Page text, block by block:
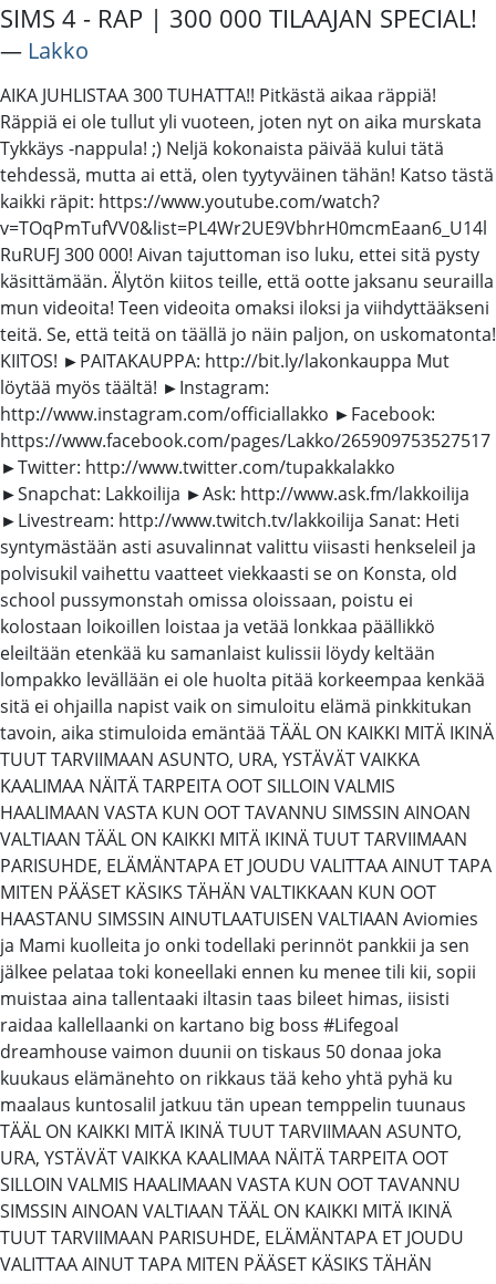
SIMS 4 - RAP | 300 000 TILAAJAN SPECIAL!
― Lakko
AIKA JUHLISTAA 300 TUHATTA!! Pitkästä aikaa räppiä!
Räppiä ei ole tullut yli vuoteen, joten nyt on aika murskata
Tykkäys -nappula! ;) Neljä kokonaista päivää kului tätä
tehdessä, mutta ai että, olen tyytyväinen tähän! Katso tästä
kaikki räpit: https://www.youtube.com/watch?
v=TOqPmTufVV0&list=PL4Wr2UE9VbhrH0mcmEaan6_U14l
RuRUFJ 300 000! Aivan tajuttoman iso luku, ettei sitä pysty
käsittämään. Älytön kiitos teille, että ootte jaksanu seurailla
mun videoita! Teen videoita omaksi iloksi ja viihdyttääkseni
teitä. Se, että teitä on täällä jo näin paljon, on uskomatonta!
KIITOS! ►PAITAKAUPPA: http://bit.ly/lakonkauppa Mut
löytää myös täältä! ►Instagram:
http://www.instagram.com/officiallakko ►Facebook:
https://www.facebook.com/pages/Lakko/265909753527517
►Twitter: http://www.twitter.com/tupakkalakko
►Snapchat: Lakkoilija ►Ask: http://www.ask.fm/lakkoilija
►Livestream: http://www.twitch.tv/lakkoilija Sanat: Heti
syntymästään asti asuvalinnat valittu viisasti henkseleil ja
polvisukil vaihettu vaatteet viekkaasti se on Konsta, old
school pussymonstah omissa oloissaan, poistu ei
kolostaan loikoillen loistaa ja vetää lonkkaa päällikkö
eleiltään etenkää ku samanlaist kulissii löydy keltään
lompakko levällään ei ole huolta pitää korkeempaa kenkää
sitä ei ohjailla napist vaik on simuloitu elämä pinkkitukan
tavoin, aika stimuloida emäntää TÄÄL ON KAIKKI MITÄ IKINÄ
TUUT TARVIIMAAN ASUNTO, URA, YSTÄVÄT VAIKKA
KAALIMAA NÄITÄ TARPEITA OOT SILLOIN VALMIS
HAALIMAAN VASTA KUN OOT TAVANNU SIMSSIN AINOAN
VALTIAAN TÄÄL ON KAIKKI MITÄ IKINÄ TUUT TARVIIMAAN
PARISUHDE, ELÄMÄNTAPA ET JOUDU VALITTAA AINUT TAPA
MITEN PÄÄSET KÄSIKS TÄHÄN VALTIKKAAN KUN OOT
HAASTANU SIMSSIN AINUTLAATUISEN VALTIAAN Aviomies
ja Mami kuolleita jo onki todellaki perinnöt pankkii ja sen
jälkee pelataa toki koneellaki ennen ku menee tili kii, sopii
muistaa aina tallentaaki iltasin taas bileet himas, iisisti
raidaa kallellaanki on kartano big boss #Lifegoal
dreamhouse vaimon duunii on tiskaus 50 donaa joka
kuukaus elämänehto on rikkaus tää keho yhtä pyhä ku
maalaus kuntosalil jatkuu tän upean temppelin tuunaus
TÄÄL ON KAIKKI MITÄ IKINÄ TUUT TARVIIMAAN ASUNTO,
URA, YSTÄVÄT VAIKKA KAALIMAA NÄITÄ TARPEITA OOT
SILLOIN VALMIS HAALIMAAN VASTA KUN OOT TAVANNU
SIMSSIN AINOAN VALTIAAN TÄÄL ON KAIKKI MITÄ IKINÄ
TUUT TARVIIMAAN PARISUHDE, ELÄMÄNTAPA ET JOUDU
VALITTAA AINUT TAPA MITEN PÄÄSET KÄSIKS TÄHÄN